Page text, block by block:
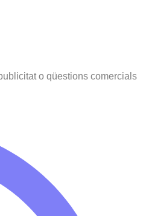
o qüestions comercials